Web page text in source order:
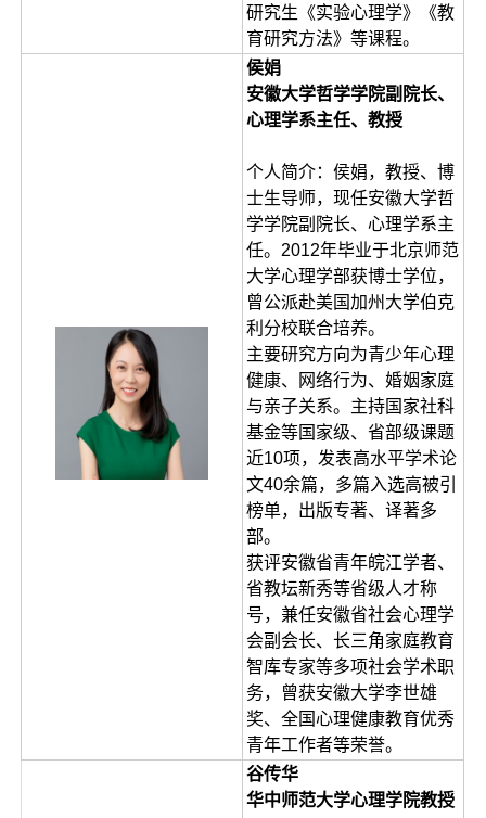
研究生《实验心理学》《教
育研究方法》等课程。
侯娟
安徽大学哲学学院副院长、
心理学系主任、教授
个人简介：侯娟，教授、博
士生导师，现任安徽大学哲
学学院副院长、心理学系主
任。2012年毕业于北京师范
大学心理学部获博士学位，
曾公派赴美国加州大学伯克
利分校联合培养。
主要研究方向为青少年心理
健康、网络行为、婚姻家庭
与亲子关系。主持国家社科
基金等国家级、省部级课题
近10项，发表高水平学术论
文40余篇，多篇入选高被引
榜单，出版专著、译著多
部。
获评安徽省青年皖江学者、
省教坛新秀等省级人才称
号，兼任安徽省社会心理学
会副会长、长三角家庭教育
智库专家等多项社会学术职
务，曾获安徽大学李世雄
奖、全国心理健康教育优秀
青年工作者等荣誉。
谷传华
华中师范大学心理学院教授